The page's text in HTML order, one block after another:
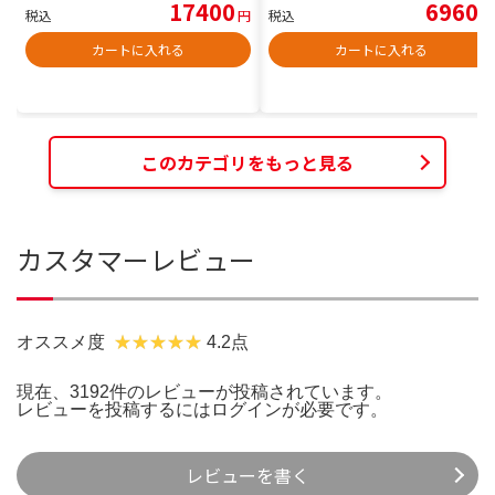
税込 17400円
カートに入れる
税込 6960
カートに入れる
このカテゴリをもっと見る
カスタマーレビュー
オススメ度 4.2点
現在、3192件のレビューが投稿されています。
レビューを投稿するには ログインが必要です。
レビューを書く